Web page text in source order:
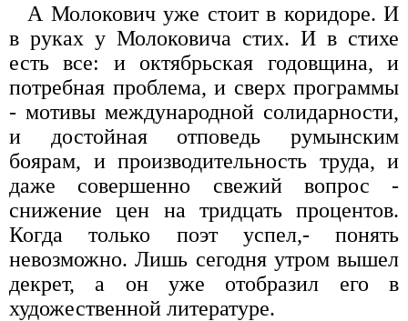
А Молокович уже стоит в коридоре. И
в руках у Молоковича стих. И в стихе
есть все: и октябрьская годовщина, и
потребная проблема, и сверх программы
- мотивы международной солидарности,
и достойная отповедь румынским
боярам, и производительность труда, и
даже совершенно свежий вопрос -
снижение цен на тридцать процентов.
Когда только поэт успел,- понять
невозможно. Лишь сегодня утром вышел
декрет, а он уже отобразил его в
художественной литературе.